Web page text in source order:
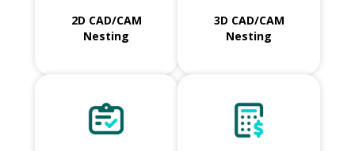
2D CAD/CAM
Nesting
3D CAD/CAM
Nesting